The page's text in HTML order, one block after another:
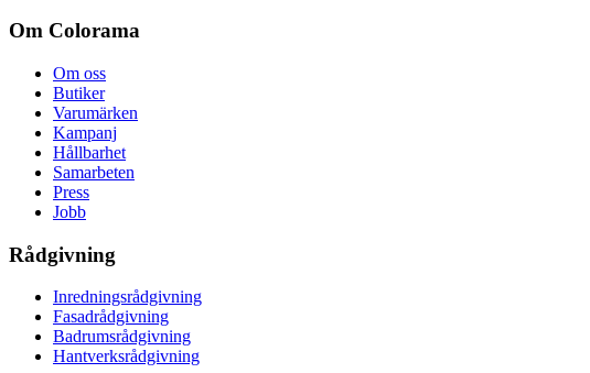
Om Colorama
Om oss
Butiker
Varumärken
Kampanj
Hållbarhet
Samarbeten
Press
Jobb
Rådgivning
Inredningsrådgivning
Fasadrådgivning
Badrumsrådgivning
Hantverksrådgivning